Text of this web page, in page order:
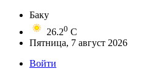
Баку
26.20 C
Пятница, 7 август 2026
Войти